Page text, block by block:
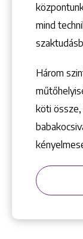
mind
Három
köti